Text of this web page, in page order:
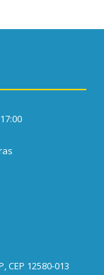
CEP 12580-013